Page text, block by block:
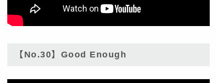
【No.30】Good Enough